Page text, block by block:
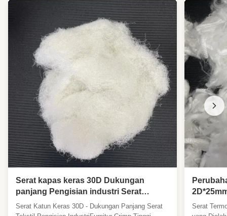
Serat kapas keras 30D Dukungan
panjang Pengisian industri Serat
tekstil,Menghancurkan tinggi Perabot
Dukungan bahan baku tekstil
Serat Katun Keras 30D - Dukungan Panjang Serat
Minyak
Pakaian
Serat